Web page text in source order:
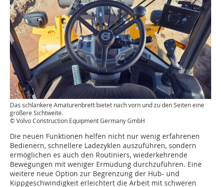
Das schlankere Amaturenbrett bietet nach vorn und zu den Seiten eine
größere Sichtweite.
© Volvo Construction Equipment Germany GmbH
Die neuen Funktionen helfen nicht nur wenig erfahrenen
Bedienern, schnellere Ladezyklen auszuführen, sondern
ermöglichen es auch den Routiniers, wiederkehrende
Bewegungen mit weniger Ermüdung durchzuführen. Eine
weitere neue Option zur Begrenzung der Hub- und
Kippgeschwindigkeit erleichtert die Arbeit mit schweren